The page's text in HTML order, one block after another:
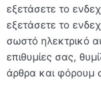
εξετάσετε το
εξετάσετε το
σωστό ηλεκτρικό
επιθυμίες σας,
άρθρα και φόρουμ